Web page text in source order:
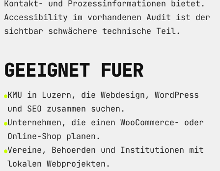
Kontakt- und Prozessinformationen bietet.
Accessibility im vorhandenen Audit ist der
sichtbar schwächere technische Teil.
GEEIGNET FUER
KMU in Luzern, die Webdesign, WordPress
und SEO zusammen suchen.
Unternehmen, die einen WooCommerce- oder
Online-Shop planen.
Vereine, Behoerden und Institutionen mit
lokalen Webprojekten.